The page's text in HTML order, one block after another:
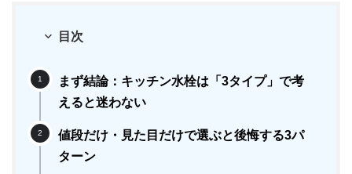
目次
まず結論：キッチン水栓は「3タイプ」で考
えると迷わない
値段だけ・見た目だけで選ぶと後悔する3パ
ターン